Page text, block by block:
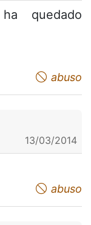
quedado
abuso
13/03/2014
abuso